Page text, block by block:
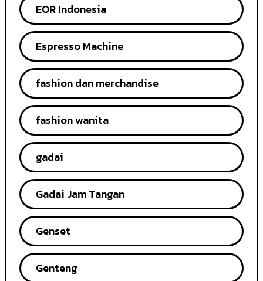
EOR Indonesia
Espresso Machine
fashion dan merchandise
fashion wanita
gadai
Gadai Jam Tangan
Genset
Genteng